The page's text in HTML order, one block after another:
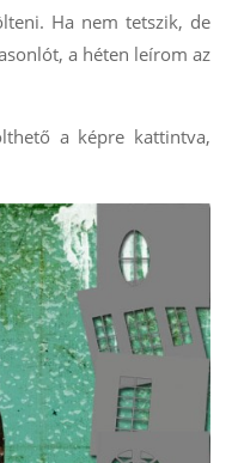
Ha nem tetszik, de
a héten leírom az
a képre kattintva,